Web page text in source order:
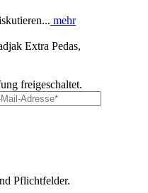
mehr
Extra Pedas,
freigeschaltet.
Pflichtfelder.